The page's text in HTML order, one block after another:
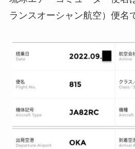
ランスオーシャン航空）便名